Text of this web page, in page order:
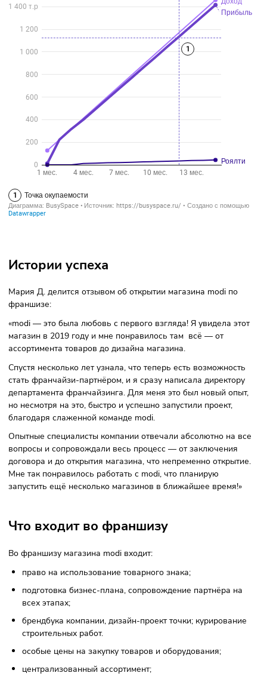
Большой формат магазина с более широкой товарной
матрицей.
Площадь:150—250м
Инвестиции : 8,5—13 млн рублей.
В стоимость франшизы «Моди» также входит паушальный
взнос от 500 тыс. рублей и роялти 3%, который партнёр
начнёт платить с четвёртого месяца.
График окупаемости
Мария Д. делится отзывом об открытии магазина modi по
магазин в 2019 году и мне понравилось там всё — от
ассортимента товаров до дизайна магазина.
Спустя несколько лет узнала, что теперь есть
стать франчайзи-партнёром, и я сразу написала
но несмотря на это, быстро и успешно запустили проект,
благодаря слаженной команде modi.